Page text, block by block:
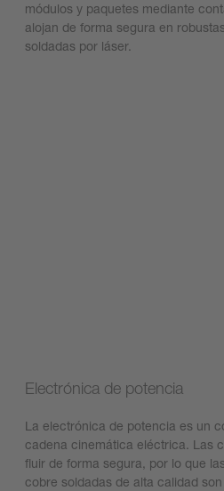
módulos y paquetes mediante
alojan de forma segura en
soldadas por láser.
Electrónica de potencia
La electrónica de potencia es un
cadena cinemática eléctrica. Las
fluir de forma segura, por lo que
cobre soldadas de alta calidad son